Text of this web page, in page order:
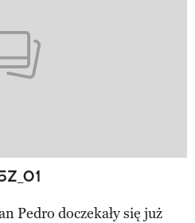
Pedro doczekały się już